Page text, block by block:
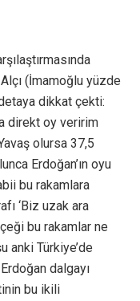
Alçı (İmamoğlu yüzde
dikkat çekti:
direkt oy veririm
olursa 37,5
Erdoğan’ın oyu
bu rakamlara
‘Biz uzak ara
bu rakamlar ne
anki Türkiye’de
dalgayı
bu ikili